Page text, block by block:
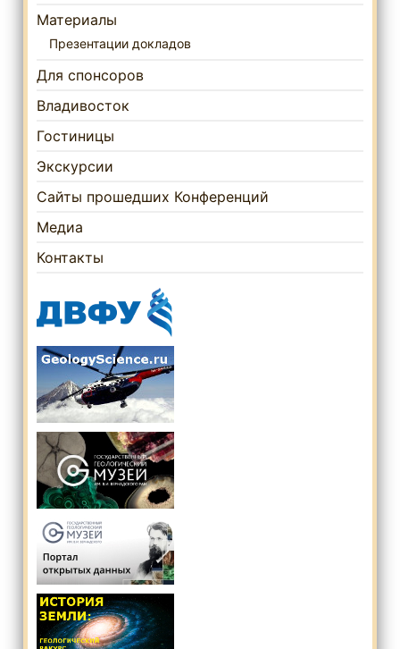
Материалы
Презентации докладов
Для спонсоров
Владивосток
Гостиницы
Экскурсии
Сайты прошедших Конференций
Медиа
Контакты